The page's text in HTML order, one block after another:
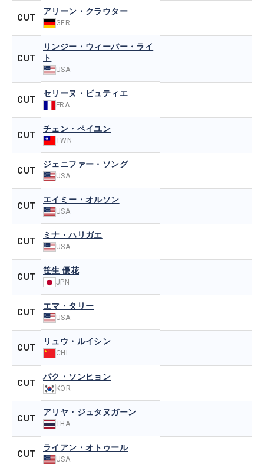
CUT
アリーン・クラウター
GER
CUT
リンジー・ウィーバー・ライ
ト
USA
CUT
セリーヌ・ビュティエ
FRA
CUT
チェン・ペイユン
TWN
CUT
ジェニファー・ソング
USA
CUT
エイミー・オルソン
USA
CUT
ミナ・ハリガエ
USA
CUT
笹生 優花
JPN
CUT
エマ・タリー
USA
CUT
リュウ・ルイシン
CHI
CUT
パク・ソンヒョン
KOR
CUT
アリヤ・ジュタヌガーン
THA
CUT
ライアン・オトゥール
USA